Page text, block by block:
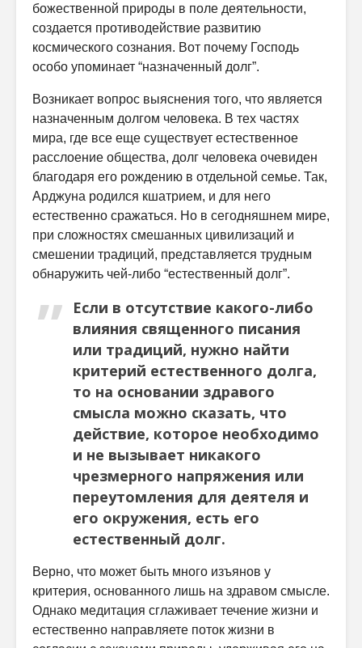
божественной природы в поле деятельности,
создается противодействие развитию
космического сознания. Вот почему Господь
особо упоминает “назначенный долг”.
Возникает вопрос выяснения того, что является
назначенным долгом человека. В тех частях
мира, где все еще существует естественное
расслоение общества, долг человека очевиден
благодаря его рождению в отдельной семье. Так,
Арджуна родился кшатрием, и для него
естественно сражаться. Но в сегодняшнем мире,
при сложностях смешанных цивилизаций и
смешении традиций, представляется трудным
обнаружить чей-либо “естественный долг”.
Если в отсутствие какого-либо
влияния священного писания
или традиций, нужно найти
критерий естественного долга,
то на основании здравого
смысла можно сказать, что
действие, которое необходимо
и не вызывает никакого
чрезмерного напряжения или
переутомления для деятеля и
его окружения, есть его
естественный долг.
Верно, что может быть много изъянов у
критерия, основанного лишь на здравом смысле.
Однако медитация сглаживает течение жизни и
естественно направляете поток жизни в